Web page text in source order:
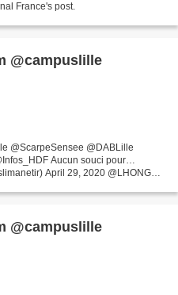
France's post.
@campuslille
@ScarpeSensee @DABLille
Aucun souci pour…
April 29, 2020 @LHONGNE
@campuslille